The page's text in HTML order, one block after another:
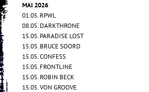
MAI 2026
01.05. RPWL
08.05. DARKTHRONE
15.05. PARADISE LOST
15.05. BRUCE SOORD
15.05. CONFESS
15.05. FRONTLINE
15.05. ROBIN BECK
15.05. VON GROOVE